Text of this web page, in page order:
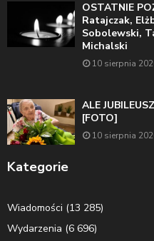
OSTATNIE
Ratajczak,
Sobolewski,
Michalski
10 sierpnia
ALE
[FOTO]
10 sierpnia
Kategorie
Wiadomości (13 285)
Wydarzenia (6 696)